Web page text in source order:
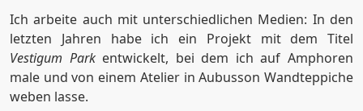
Ich arbeite auch mit unterschiedlichen Medien: In den
letzten Jahren habe ich ein Projekt mit dem Titel
Vestigum Parkentwickelt, bei dem ich auf Amphoren
male und von einem Atelier in Aubusson Wandteppiche
weben lasse.